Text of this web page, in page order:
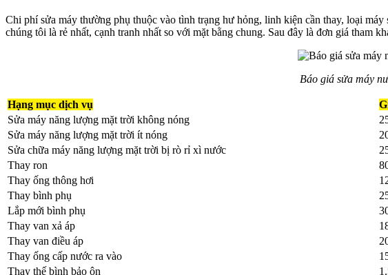
Chi phí sửa máy thường phụ thuộc vào tình trạng hư hỏng, linh kiện cần thay, loại
chúng tôi là rẻ nhất, cạnh tranh nhất so với mặt bằng chung. Sau đây là đơn giá tham
Báo giá sửa máy
Hạng mục dịch vụ
Sửa máy năng lượng mặt trời không nóng
Sửa máy năng lượng mặt trời ít nóng
Sửa chữa máy năng lượng mặt trời bị rò rỉ xì nước
Thay ron
Thay ống thông hơi
Thay bình phụ
Lắp mới bình phụ
Thay van xả áp
Thay van điều áp
Thay ống cấp nước ra vào
Thay thế bình bảo ôn